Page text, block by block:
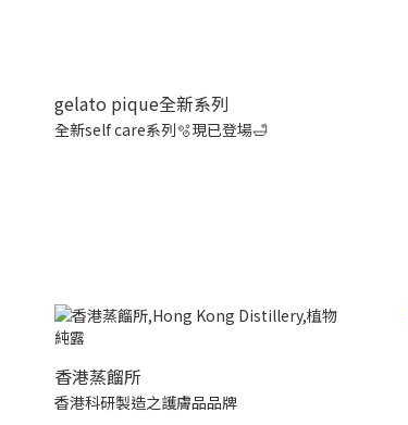
gelato pique全新系列
全新self care系列🫧現已登場🛁
香港蒸餾所
香港科研製造之護膚品品牌